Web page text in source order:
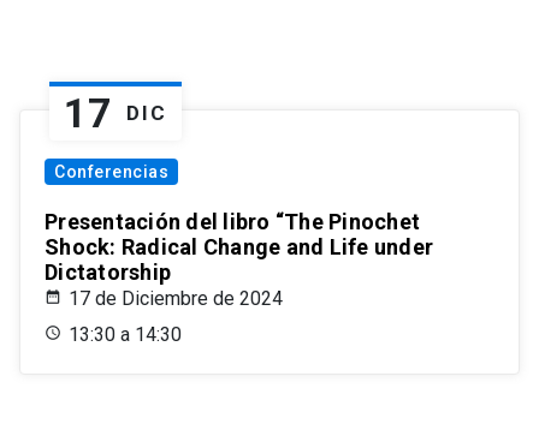
17 DIC
Conferencias
Presentación del libro “The Pinochet
Shock: Radical Change and Life under
Dictatorship
17 de Diciembre de 2024
13:30 a 14:30